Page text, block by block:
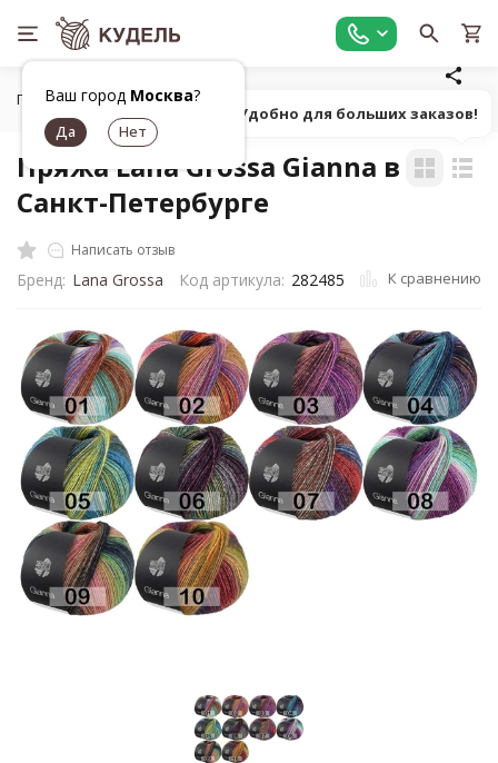
Ваш город Москва?
Главная Все для вязания
Пряжа Lana Grossa Gianna в
Санкт-Петербурге
Написать отзыв
Бренд: Lana Grossa Код артикула: 282485 К сравнению
Попробуй! Удобно для больших заказов!